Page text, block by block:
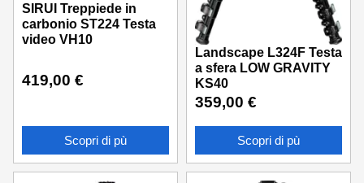
SIRUI Treppiede in
carbonio ST224 Testa
video VH10
419,00 €
Scopri di pù
Landscape L324F Testa
a sfera LOW GRAVITY
KS40
359,00 €
Scopri di pù